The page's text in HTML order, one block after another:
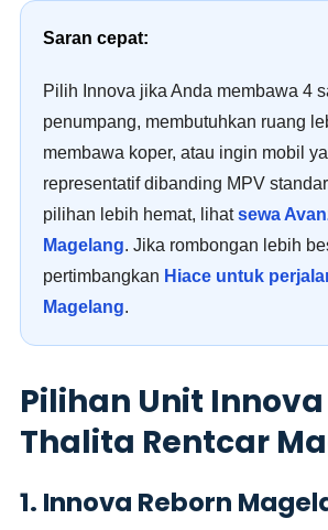
Saran cepat:
Pilih Innova jika Anda membawa 4
penumpang, membutuhkan ruang
membawa koper, atau ingin mobil
representatif dibanding MPV
pilihan lebih hemat, lihatsewa
Magelang. Jika rombongan lebih
pertimbangkan Hiace untuk
Magelang.
Pilihan Unit
Thalita Rentcar
1. Innova Reborn